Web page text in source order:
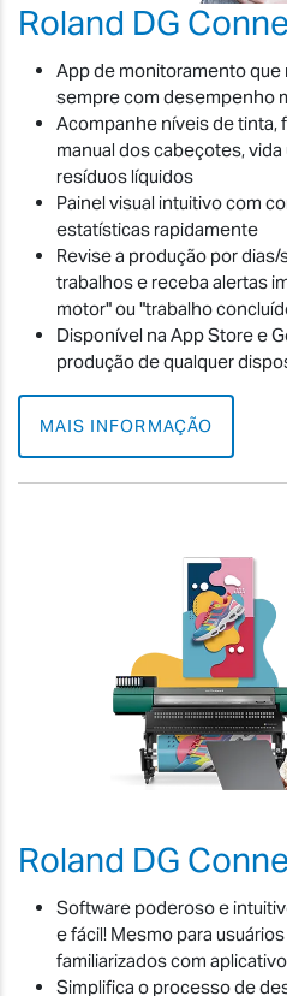
Roland DG
App de monitoramento que
sempre com desempenho
Acompanhe níveis de tinta,
manual dos cabeçotes,
resíduos líquidos
Painel visual intuitivo com
estatísticas rapidamente
Revise a produção por
trabalhos e receba alertas
motor" ou "trabalho
Disponível na App Store e
produção de qualquer
MAIS INFORMAÇÃO
Roland DG
Software poderoso e
e fácil! Mesmo para
familiarizados com
Simplifica o processo de